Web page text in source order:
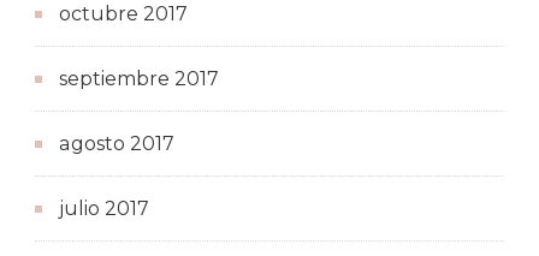
octubre 2017
septiembre 2017
agosto 2017
julio 2017